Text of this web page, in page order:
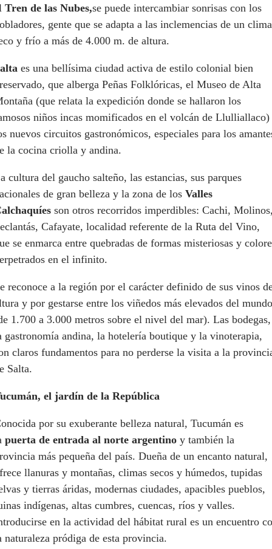
Tren de las Nubes,se puede intercambiar sonrisas con los
gente que se adapta a las inclemencias de un clima
y frío a más de 4.000 m. de altura.
es una bellísima ciudad activa de estilo colonial bien
que alberga Peñas Folklóricas, el Museo de Alta
(que relata la expedición donde se hallaron los
niños incas momificados en el volcán de
nuevos circuitos gastronómicos, especiales para los
la cocina criolla y andina.
cultura del gaucho salteño, las estancias, sus parques
de gran belleza y la zona de los Valles
son otros recorridos imperdibles: Cachi,
Cafayate, localidad referente de la Ruta del Vino,
se enmarca entre quebradas de formas misteriosas y
en el infinito.
reconoce a la región por el carácter definido de sus vinos
y por gestarse entre los viñedos más elevados del mundo
1.700 a 3.000 metros sobre el nivel del mar). Las bodegas,
gastronomía andina, la hotelería boutique y la vinoterapia,
claros fundamentos para no perderse la visita a la
Salta.
el jardín de la República
por su exuberante belleza natural, Tucumán es
puerta de entrada al norte argentino y también la
más pequeña del país. Dueña de un encanto natural,
llanuras y montañas, climas secos y húmedos, tupidas
y tierras áridas, modernas ciudades, apacibles pueblos,
indígenas, altas cumbres, cuencas, ríos y valles.
en la actividad del hábitat rural es un encuentro
naturaleza pródiga de esta provincia.